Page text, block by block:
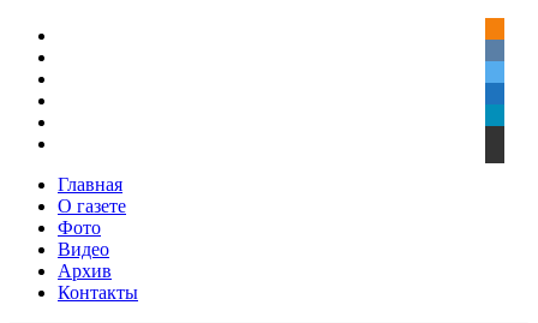
Главная
О газете
Фото
Видео
Архив
Контакты